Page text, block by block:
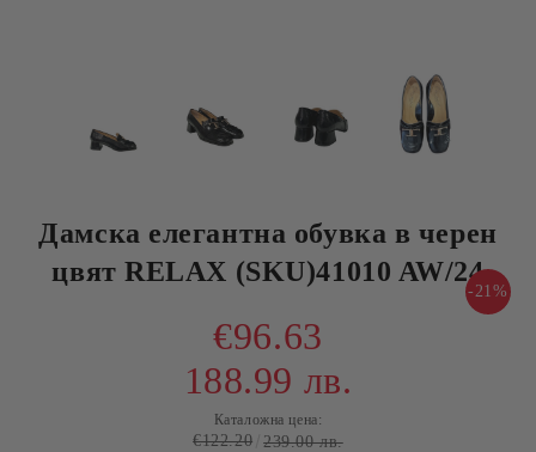
Дамска елегантна обувка в черен
цвят RELAX (SKU)41010 AW/24
-21%
€96.63
188.99 лв.
Каталожна цена:
€122.20 239.00 лв.